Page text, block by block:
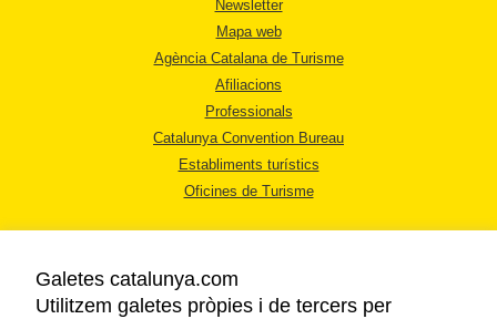
Newsletter
Mapa web
Agència Catalana de Turisme
Afiliacions
Professionals
Catalunya Convention Bureau
Establiments turístics
Oficines de Turisme
Galetes catalunya.com
Utilitzem galetes pròpies i de tercers per